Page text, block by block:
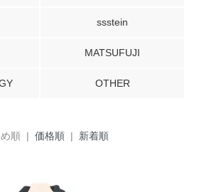
ssstein
MATSUFUJI
OTHER
め順 | 価格順 | 新着順